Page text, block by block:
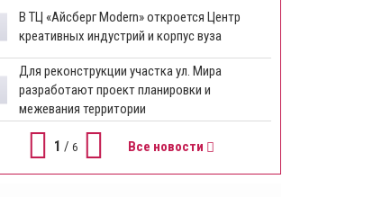
​В ТЦ «Айсберг Modern» откроется Центр
креативных индустрий и корпус вуза
Для реконструкции участка ул. Мира
разработают проект планировки и
межевания территории
1 / 6 Все новости